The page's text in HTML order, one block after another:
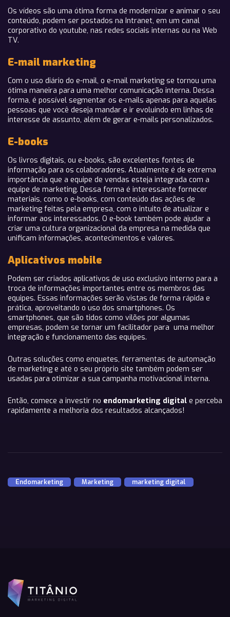
Os vídeos são uma ótima forma de modernizar e animar o seu
conteúdo, podem ser postados na Intranet, em um canal
corporativo do youtube, nas redes sociais internas ou na Web
TV.
E-mail marketing
Com o uso diário do e-mail, o e-mail marketing se tornou uma
ótima maneira para uma melhor comunicação interna. Dessa
forma, é possível segmentar os e-mails apenas para aquelas
pessoas que você deseja mandar e ir evoluindo em linhas de
interesse de assunto, além de gerar e-mails personalizados.
E-books
Os livros digitais, ou e-books, são excelentes fontes de
informação para os colaboradores. Atualmente é de extrema
importância que a equipe de vendas esteja integrada com a
equipe de marketing. Dessa forma é interessante fornecer
materiais, como o e-books, com conteúdo das ações de
marketing feitas pela empresa, com o intuito de atualizar e
informar aos interessados. O e-book também pode ajudar a
criar uma cultura organizacional da empresa na medida que
unificam informações, acontecimentos e valores.
Aplicativos mobile
Podem ser criados aplicativos de uso exclusivo interno para a
troca de informações importantes entre os membros das
equipes. Essas informações serão vistas de forma rápida e
prática, aproveitando o uso dos smartphones. Os
smartphones, que são tidos como vilões por algumas
empresas, podem se tornar um facilitador para uma melhor
integração e funcionamento das equipes.
Outras soluções como enquetes, ferramentas de automação
de marketing e até o seu próprio site também podem ser
usadas para otimizar a sua campanha motivacional interna.
Então, comece a investir no endomarketing digital e perceba
rapidamente a melhoria dos resultados alcançados!
Endomarketing Marketing marketing digital